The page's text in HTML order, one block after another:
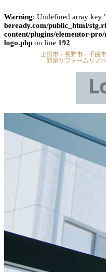
Warning: Undefined array key
beready.com/public_html/
content/plugins/elementor-
logo.php on line 192
上田市・長野市・千曲
新築リフォームリノ